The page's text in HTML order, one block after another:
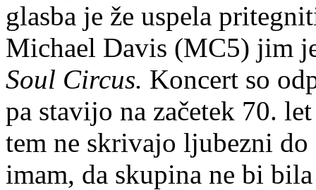
glasba je že uspela
Michael Davis (MC5) jim
Soul Circus. Koncert so
pa stavijo na začetek 70.
tem ne skrivajo ljubezni
imam, da skupina ne bi